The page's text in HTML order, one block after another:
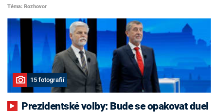
Téma: Rozhovor
15 fotografií